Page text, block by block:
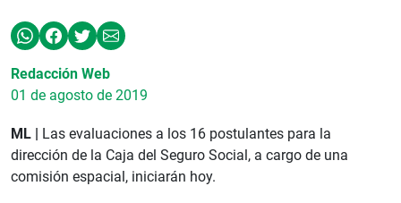
Redacción Web
01 de agosto de 2019
ML |
Las evaluaciones a los 16 postulantes para la
dirección de la Caja del Seguro Social, a cargo de una
comisión espacial, iniciarán hoy.